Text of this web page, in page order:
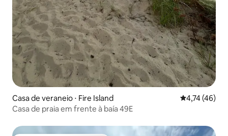
Casa de veraneio ⋅ Fire Island 4,74 de uma
4,74 (46)
Casa de praia em frente à baía 49E